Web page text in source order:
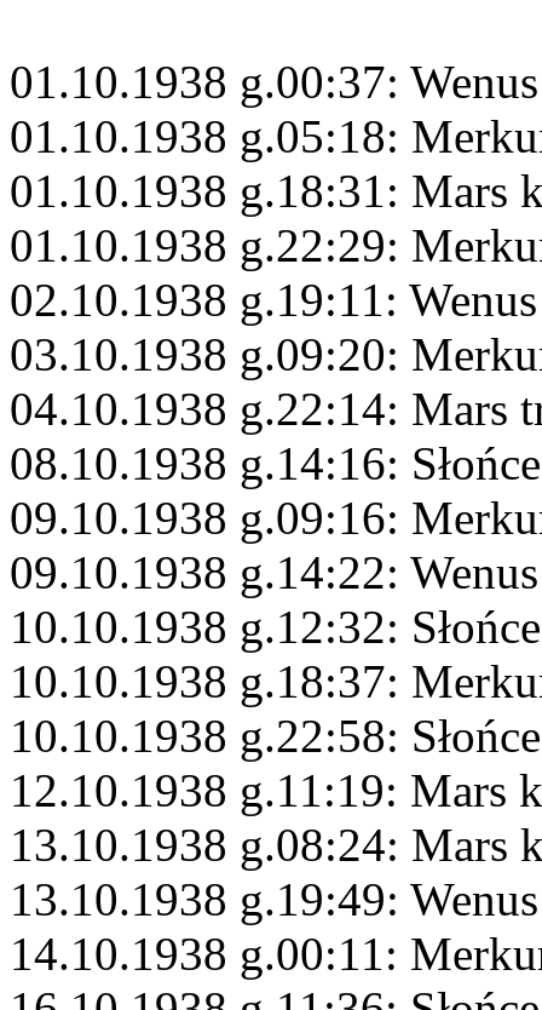
01.10.1938 g.00:37:
01.10.1938 g.05:18:
01.10.1938 g.18:31: Mars
01.10.1938 g.22:29:
02.10.1938 g.19:11:
03.10.1938 g.09:20:
04.10.1938 g.22:14: Mars
08.10.1938 g.14:16:
09.10.1938 g.09:16:
09.10.1938 g.14:22:
10.10.1938 g.12:32:
10.10.1938 g.18:37:
10.10.1938 g.22:58:
12.10.1938 g.11:19: Mars
13.10.1938 g.08:24: Mars
13.10.1938 g.19:49:
14.10.1938 g.00:11: